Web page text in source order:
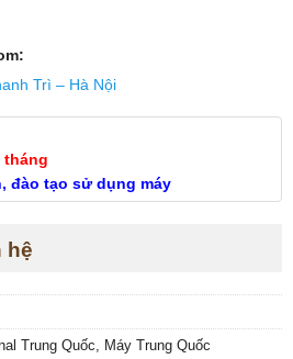
Trì – Hà Nội
tháng
đào tạo sử dụng máy
hệ
Trung Quốc, Máy Trung Quốc